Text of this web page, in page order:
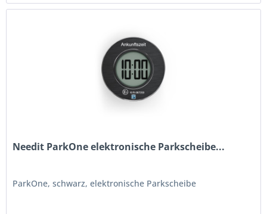
Needit ParkOne elektronische Parkscheibe...
ParkOne, schwarz, elektronische Parkscheibe